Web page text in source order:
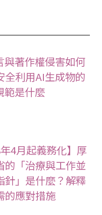
與著作權侵害如何
全利用AI生成物的
範是什麼
年4月起義務化】厚
的「治療與工作並
針」是什麼？解釋
的應對措施